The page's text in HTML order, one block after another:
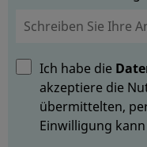
Ich habe die
akzeptiere die
übermittelten,
Einwilligung